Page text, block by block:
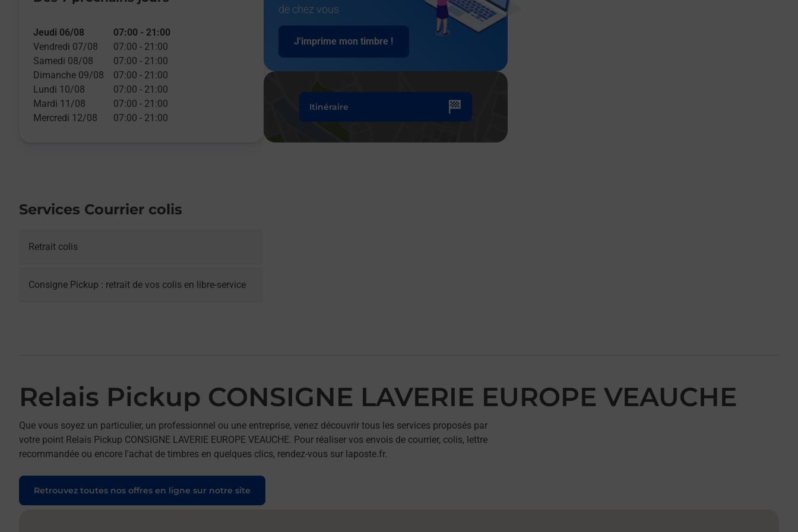
Jeudi 06/08 07:00 - 21:00
Vendredi 07/08
07:00 - 21:00
Samedi 08/08
07:00 - 21:00
Dimanche 09/08
07:00 - 21:00
Lundi 10/08
07:00 - 21:00
Mardi 11/08
07:00 - 21:00
Mercredi 12/08
07:00 - 21:00
de chez vous
J'imprime mon timbre !
Itinéraire
Services Courrier colis
Retrait colis
Consigne Pickup : retrait de vos colis en libre-service
Relais Pickup CONSIGNE LAVERIE EUROPE VEAUCHE
Que vous soyez un particulier, un professionnel ou une entreprise, venez découvrir tous les services proposés par
votre point Relais Pickup CONSIGNE LAVERIE EUROPE VEAUCHE. Pour réaliser vos envois de courrier, colis, lettre
recommandée ou encore l'achat de timbres en quelques clics, rendez-vous sur laposte.fr.
Retrouvez toutes nos offres en ligne sur notre site